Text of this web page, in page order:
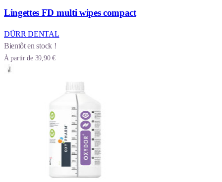
Lingettes FD multi wipes compact
DÜRR DENTAL
Bientôt en stock !
À partir de 39,90 €